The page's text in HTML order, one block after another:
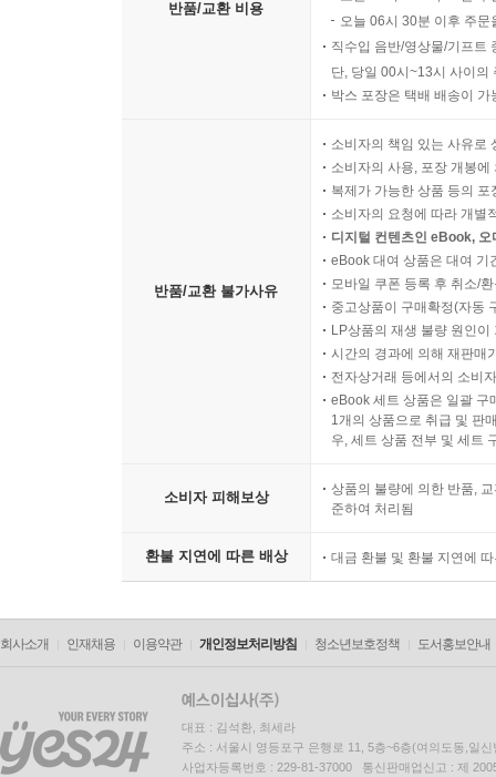
반품/교환 비용
오늘 06시 30분 이후 주
직수입 음반/영상물/기프트
단, 당일 00시~13시 사이의
박스 포장은 택배 배송이
반품/교환 불가사유
소비자의 책임 있는 사유로
소비자의 사용, 포장 개봉
복제가 가능한 상품 등의
소비자의 요청에 따라 개별
디지털 컨텐츠인 eBook,
eBook 대여 상품은 대여 기
모바일 쿠폰 등록 후 취소/
중고상품이 구매확정(자동
LP상품의 재생 불량 원인
시간의 경과에 의해 재판매
전자상거래 등에서의 소비
eBook 세트 상품은 일괄 구
1개의 상품으로 취급 및 판
우, 세트 상품 전부 및 세트
소비자 피해보상
상품의 불량에 의한 반품,
준하여 처리됨
환불 지연에 따른 배상 대금 환불 및 환불 지연에
회사소개 인재채용 이용약관 개인정보처리방침 청소년보호정책 도서홍보안내
대표 : 김석환, 최세라
주소 : 서울시 영등포구 은행로 11, 5층~6층(여의도동,일신
사업자등록번호 : 229-81-37000 통신판매업신고 : 제